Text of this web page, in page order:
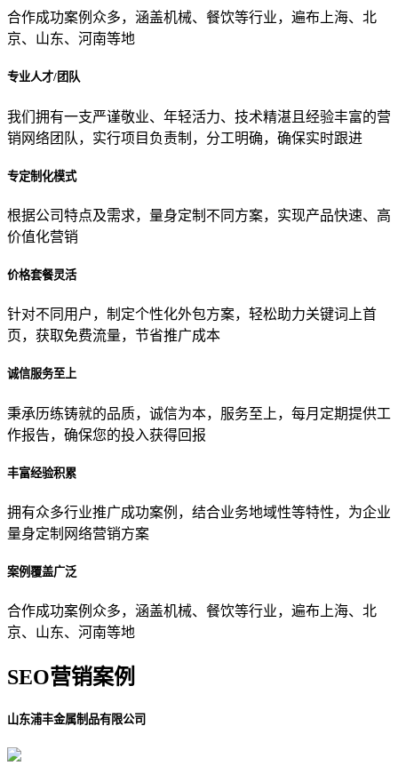
合作成功案例众多，涵盖机械、餐饮等行业，遍布上海、北
京、山东、河南等地
专业人才/团队
我们拥有一支严谨敬业、年轻活力、技术精湛且经验丰富的营
销网络团队，实行项目负责制，分工明确，确保实时跟进
专定制化模式
根据公司特点及需求，量身定制不同方案，实现产品快速、高
价值化营销
价格套餐灵活
针对不同用户，制定个性化外包方案，轻松助力关键词上首
页，获取免费流量，节省推广成本
诚信服务至上
秉承历练铸就的品质，诚信为本，服务至上，每月定期提供工
作报告，确保您的投入获得回报
丰富经验积累
拥有众多行业推广成功案例，结合业务地域性等特性，为企业
量身定制网络营销方案
案例覆盖广泛
合作成功案例众多，涵盖机械、餐饮等行业，遍布上海、北
京、山东、河南等地
SEO营销案例
山东浦丰金属制品有限公司